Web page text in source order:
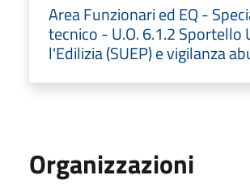
Area Funzionari ed EQ -
tecnico - U.O. 6.1.2 Sportello
l'Edilizia (SUEP) e vigilanza
Organizzazioni